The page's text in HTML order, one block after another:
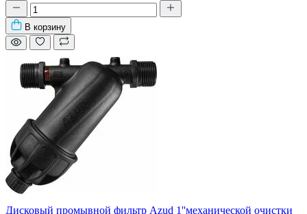
В корзину
Дисковый промывной фильтр Azud 1''механической очистки